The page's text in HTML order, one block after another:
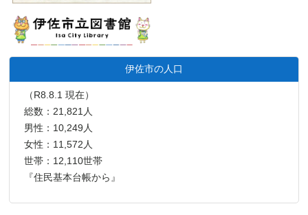
伊佐市の人口
（R8.8.1 現在）
総数：21,821人
男性：10,249人
女性：11,572人
世帯：12,110世帯
『住民基本台帳から』